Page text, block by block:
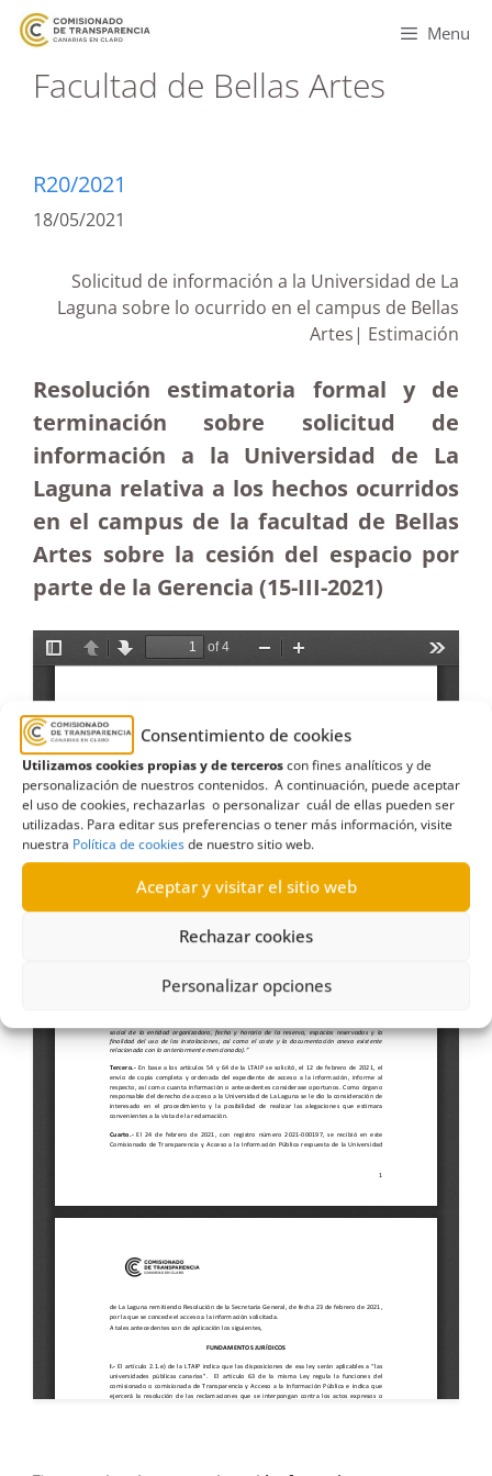
Consentimiento de cookies
Utilizamos cookies propias y de terceroscon fines analíticos y de
personalización de nuestros contenidos. A continuación, puede aceptar
el uso de cookies, rechazarlas o personalizar cuál de ellas pueden ser
utilizadas. Para editar sus preferencias o tener más información, visite
nuestra Política de cookiesde nuestro sitio web.
Aceptar y visitar el sitio web
Rechazar cookies
Personalizar opciones
Menu
Facultad de Bellas Artes
R20/2021
18/05/2021
Solicitud de información a la Universidad de La
Laguna sobre lo ocurrido en el campus de Bellas
Artes| Estimación
Resolución estimatoria formal y de
terminación sobre solicitud de
información a la Universidad de La
Laguna relativa a los hechos ocurridos
en el campus de la facultad de Bellas
Artes sobre la cesión del espacio por
parte de la Gerencia (15-III-2021)